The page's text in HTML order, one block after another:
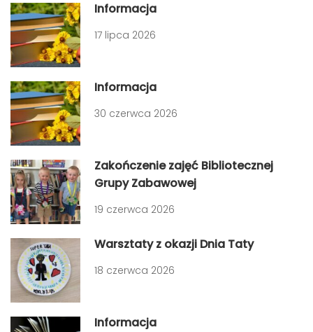
Informacja
17 lipca 2026
Informacja
30 czerwca 2026
Zakończenie zajęć Bibliotecznej
Grupy Zabawowej
19 czerwca 2026
Warsztaty z okazji Dnia Taty
18 czerwca 2026
Informacja